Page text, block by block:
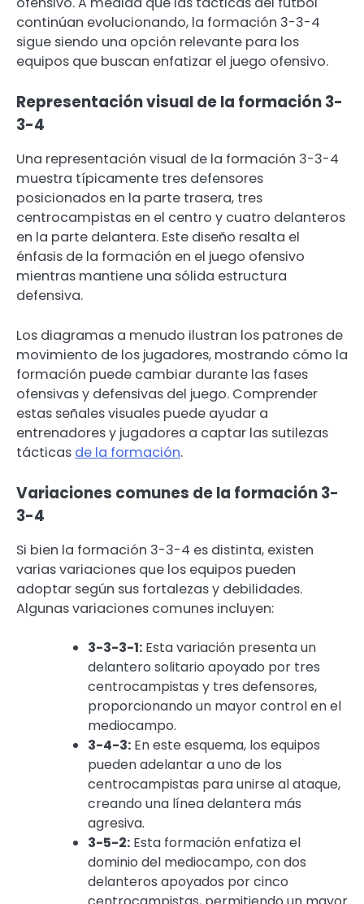
continúan evolucionando, la formación 3-3-4
sigue siendo una opción relevante para los
equipos que buscan enfatizar el juego ofensivo.
Representación visual de la formación 3-
3-4
Una representación visual de la formación 3-3-4
muestra típicamente tres defensores
posicionados en la parte trasera, tres
centrocampistas en el centro y cuatro delanteros
en la parte delantera. Este diseño resalta el
énfasis de la formación en el juego ofensivo
mientras mantiene una sólida estructura
defensiva.
Los diagramas a menudo ilustran los patrones de
movimiento de los jugadores, mostrando cómo la
formación puede cambiar durante las fases
ofensivas y defensivas del juego. Comprender
estas señales visuales puede ayudar a
entrenadores y jugadores a captar las sutilezas
tácticas de la formación.
Variaciones comunes de la formación 3-
3-4
Si bien la formación 3-3-4 es distinta, existen
varias variaciones que los equipos pueden
adoptar según sus fortalezas y debilidades.
Algunas variaciones comunes incluyen:
3-3-3-1: Esta variación presenta un
delantero solitario apoyado por tres
centrocampistas y tres defensores,
proporcionando un mayor control en el
mediocampo.
3-4-3: En este esquema, los equipos
pueden adelantar a uno de los
centrocampistas para unirse al ataque,
creando una línea delantera más
agresiva.
3-5-2: Esta formación enfatiza el
dominio del mediocampo, con dos
delanteros apoyados por cinco